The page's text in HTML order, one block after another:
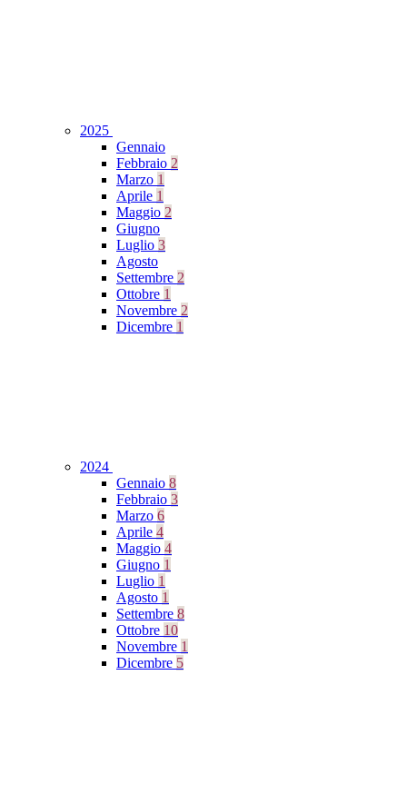
2025
Gennaio
Febbraio 2
Marzo 1
Aprile 1
Maggio 2
Giugno
Luglio 3
Agosto
Settembre 2
Ottobre 1
Novembre 2
Dicembre 1
2024
Gennaio 8
Febbraio 3
Marzo 6
Aprile 4
Maggio 4
Giugno 1
Luglio 1
Agosto 1
Settembre 8
Ottobre 10
Novembre 1
Dicembre 5